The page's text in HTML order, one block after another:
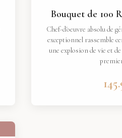
Bouquet de 100
Chef-d'oeuvre absolu de
exceptionnel rassemble
une explosion de vie et